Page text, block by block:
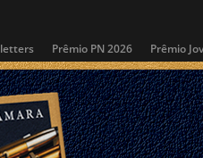
Prêmio PN 2026 Prêmio